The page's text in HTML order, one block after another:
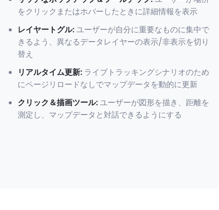
をクリックまたはホバーしたときに詳細情報を表示
レイヤートグル:ユーザーが自分に重要なものに集中で
きるよう、異なるデータレイヤーの表示/非表示を切り
替え
リアルタイム更新: ライブトラッキングシナリオのため
にページリロードなしでマップデータを動的に更新
クリック＆描画ツール:ユーザーが図形を描き、距離を
測定し、マップデータと対話できるようにする